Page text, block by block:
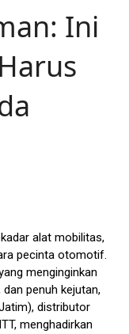
Ini
alat mobilitas,
pecinta otomotif.
menginginkan
penuh kejutan,
distributor
menghadirkan